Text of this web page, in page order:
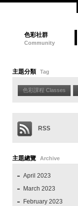
色彩社群
Community
主題分類 Tag
色彩課程 Classes
RSS
主題總覽 Archive
April 2023
March 2023
February 2023